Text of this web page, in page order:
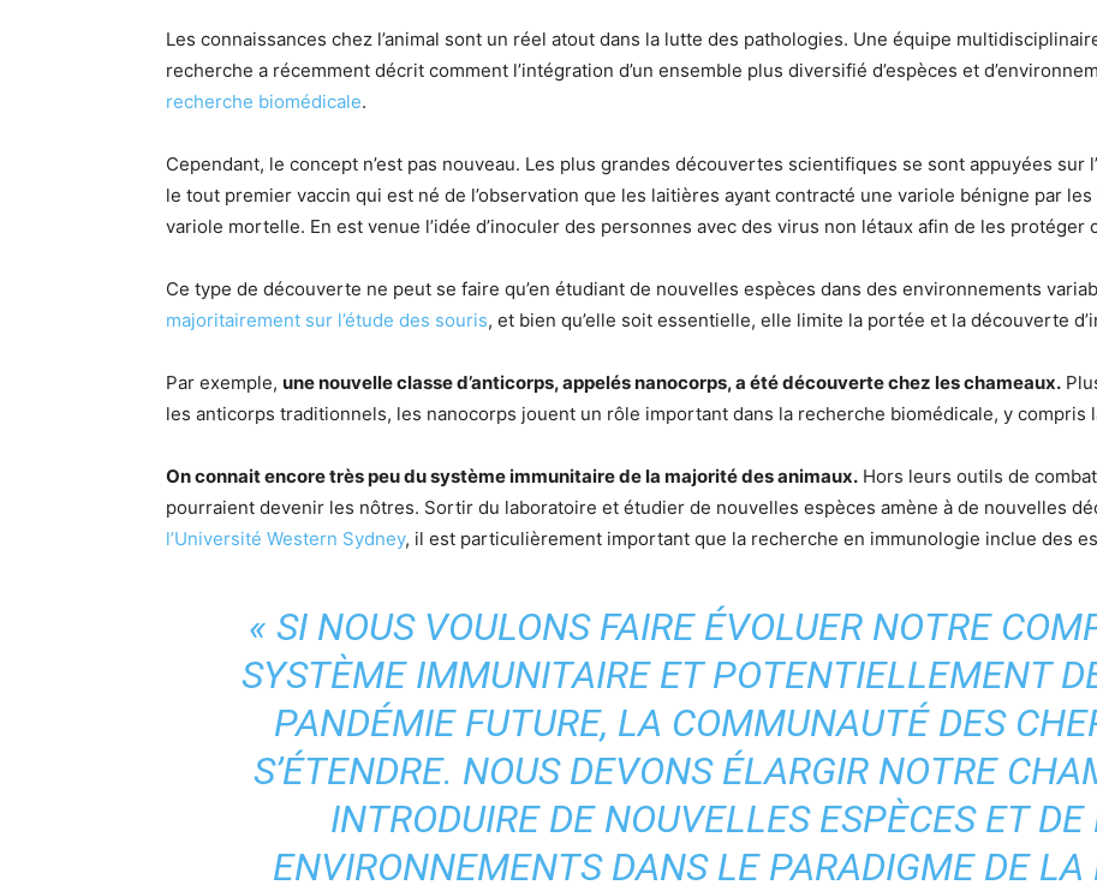
Les connaissances chez l’animal sont un réel atout dans la lutte des pathologies. Une équipe
recherche a récemment décrit comment l’intégration d’un ensemble plus diversifié d’espèces et
recherche biomédicale.
Cependant, le concept n’est pas nouveau. Les plus grandes découvertes scientifiques se sont appuyées sur
le tout premier vaccin qui est né de l’observation que les laitières ayant contracté une variole bénigne par
variole mortelle. En est venue l’idée d’inoculer des personnes avec des virus non létaux afin de les
Ce type de découverte ne peut se faire qu’en étudiant de nouvelles espèces dans des environnements
majoritairement sur l’étude des souris, et bien qu’elle soit essentielle, elle limite la portée et la découverte
Par exemple, une nouvelle classe d’anticorps, appelés nanocorps, a été découverte chez les chameaux.
les anticorps traditionnels, les nanocorps jouent un rôle important dans la recherche biomédicale, y compris
On connait encore très peu du système immunitaire de la majorité des animaux. Hors leurs outils de
pourraient devenir les nôtres. Sortir du laboratoire et étudier de nouvelles espèces amène à de nouvelles
l’Université Western Sydney, il est particulièrement important que la recherche en immunologie inclue des
« SI NOUS VOULONS FAIRE ÉVOLUER NOTRE
SYSTÈME IMMUNITAIRE ET POTENTIELLEMENT
PANDÉMIE FUTURE, LA COMMUNAUTÉ DES
S’ÉTENDRE. NOUS DEVONS ÉLARGIR NOTRE
INTRODUIRE DE NOUVELLES ESPÈCES ET
ENVIRONNEMENTS DANS LE PARADIGME DE LA